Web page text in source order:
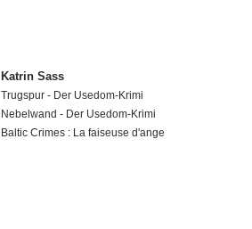
Katrin Sass
Trugspur - Der Usedom-Krimi
Nebelwand - Der Usedom-Krimi
Baltic Crimes : La faiseuse d'ange